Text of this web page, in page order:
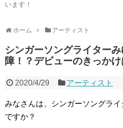
います！
ホーム アーティスト
シンガーソングライター
障！？デビューのきっか
2020/4/29 アーティスト
みなさんは、シンガーソングライ
ですか？